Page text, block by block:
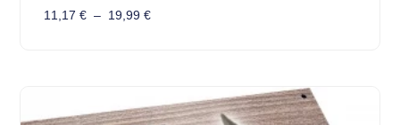
11,17 € – 19,99 €